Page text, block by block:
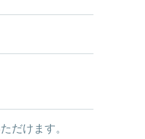
だけます。